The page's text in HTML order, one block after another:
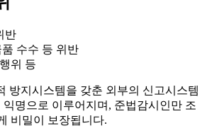
반
수수 등 위반
위 등
방지시스템을 갖춘 외부의 신고시스템
명으로 이루어지며, 준법감시인만 조
비밀이 보장됩니다.